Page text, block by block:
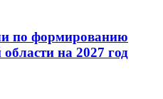
по формированию
на 2027 год